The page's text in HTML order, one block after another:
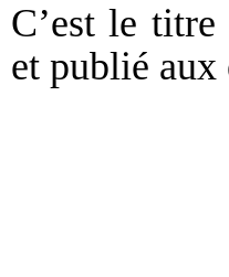
C’est le
et publié